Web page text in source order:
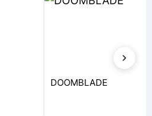
DOOMBLADE